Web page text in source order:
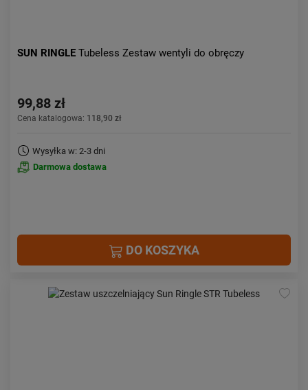
SUN RINGLE Tubeless Zestaw wentyli do obręczy
99,88 zł
Cena katalogowa: 118,90 zł
Wysyłka w: 2-3 dni
Darmowa dostawa
DO KOSZYKA